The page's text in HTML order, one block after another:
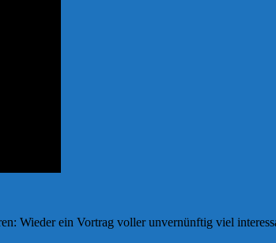
Wieder ein Vortrag voller unvernünftig viel